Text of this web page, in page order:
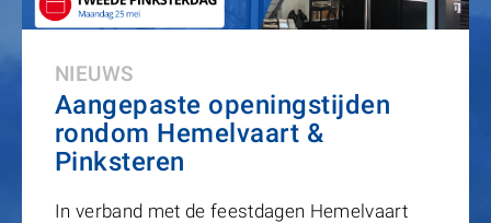
NIEUWS
Aangepaste openingstijden
rondom Hemelvaart &
Pinksteren
In verband met de feestdagen Hemelvaart